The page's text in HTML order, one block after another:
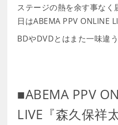
ステージの熱を余す事な
日はABEMA PPV ONLINE
BDやDVDとはまた一味違
■ABEMA PPV
LIVE『森久保祥